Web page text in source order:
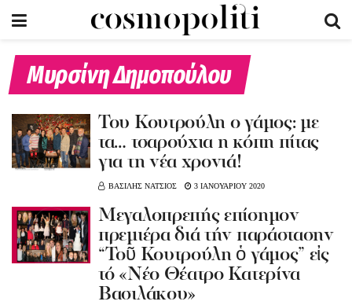
Μυρσίνη Δημοπούλου
Του Κουτρούλη ο γάμος: με
τα… τσαρούχια η κόπη πίτας
για τη νέα χρονιά!
ΒΑΣΙΛΗΣ ΝΑΤΣΙΟΣ 3 ΙΑΝΟΥΑΡΙΟΥ 2020
Μεγαλοπρεπής επίσημον
πρεμιέρα διά τήν παράστασην
“Τοῦ Κουτρούλη ὁ γάμος” εἰς
τό «Νέο Θέατρο Κατερίνα
Βασιλάκου»